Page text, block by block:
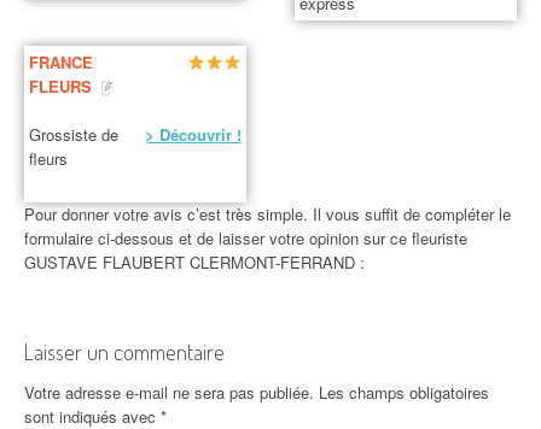
FRANCE
FLEURS
Grossiste de
fleurs
> Découvrir !
Pour donner votre avis c’est très simple. Il vous suffit de compléter le
formulaire ci-dessous et de laisser votre opinion sur ce fleuriste
GUSTAVE FLAUBERT CLERMONT-FERRAND :
Laisser un commentaire
Votre adresse e-mail ne sera pas publiée. Les champs obligatoires
sont indiqués avec *